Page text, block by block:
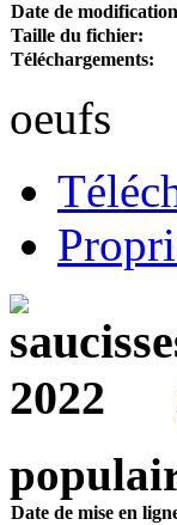
Date de
Taille du fichier:
Téléchargements:
oeufs
Date de mise en